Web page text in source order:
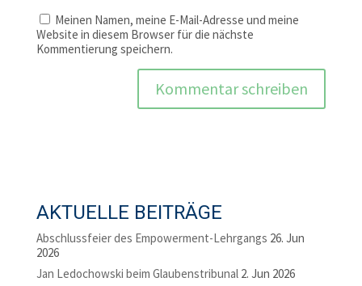
Meinen Namen, meine E-Mail-Adresse und meine
Website in diesem Browser für die nächste
Kommentierung speichern.
AKTUELLE BEITRÄGE
Abschlussfeier des Empowerment-Lehrgangs 26. Jun
2026
Jan Ledochowski beim Glaubenstribunal 2. Jun 2026